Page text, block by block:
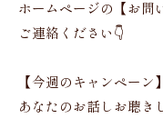
ホームページの【お問
ご連絡ください👇
【今週のキャンペーン】
あなたのお話しお聴き